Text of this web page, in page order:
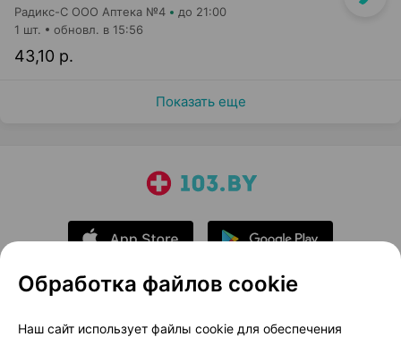
Радикс-С ООО Аптека №4 до 21:00
43,10 р.
1 шт. обновл. в 15:56
Показать еще
О проекте
Новости проекта
Обработка файлов cookie
Наш сайт использует файлы cookie для обеспечения